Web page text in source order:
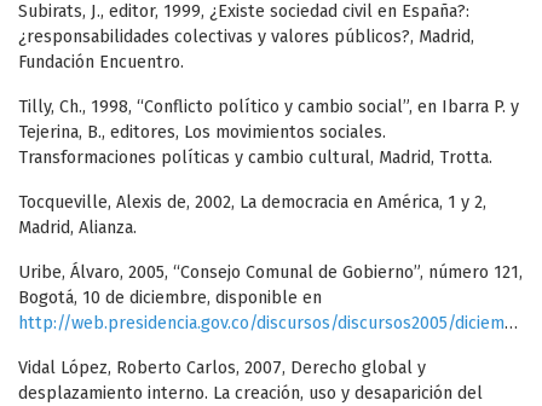
Subirats, J., editor, 1999, ¿Existe sociedad civil en España?:
¿responsabilidades colectivas y valores públicos?, Madrid,
Fundación Encuentro.
Tilly, Ch., 1998, “Conflicto político y cambio social”, en Ibarra P. y
Tejerina, B., editores, Los movimientos sociales.
Transformaciones políticas y cambio cultural, Madrid, Trotta.
Tocqueville, Alexis de, 2002, La democracia en América, 1 y 2,
Madrid, Alianza.
Uribe, Álvaro, 2005, “Consejo Comunal de Gobierno”, número 121,
Bogotá, 10 de diciembre, disponible en
http://web.presidencia.gov.co/discursos/discursos2005/diciembre/cc_121.htm
Vidal López, Roberto Carlos, 2007, Derecho global y
desplazamiento interno. La creación, uso y desaparición del